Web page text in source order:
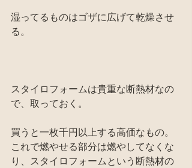
湿ってるものはゴザに広げて乾燥させ
る。
スタイロフォームは貴重な断熱材なの
で、取っておく。
買うと一枚千円以上する高価なもの。
これで燃やせる部分は燃やしてなくな
り、スタイロフォームという断熱材の